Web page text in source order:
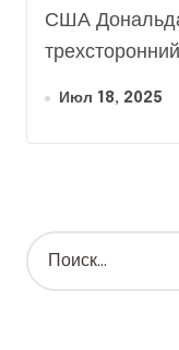
США
Июл 18, 2025
Н
а